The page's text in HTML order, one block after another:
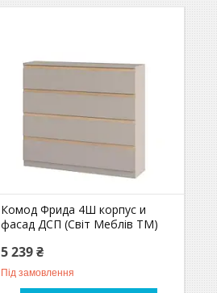
Комод Фрида 4Ш корпус и
фасад ДСП (Світ Меблів TM)
5 239 ₴
Під замовлення